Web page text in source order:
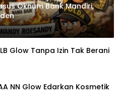
Oknum Bank Mandiri,
Glow Tanpa Izin Tak Berani
NN Glow Edarkan Kosmetik